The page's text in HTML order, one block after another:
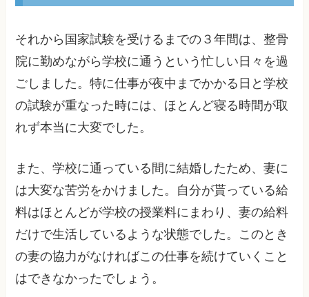
それから国家試験を受けるまでの３年間は、整骨
院に勤めながら学校に通うという忙しい日々を過
ごしました。特に仕事が夜中までかかる日と学校
の試験が重なった時には、ほとんど寝る時間が取
れず本当に大変でした。
また、学校に通っている間に結婚したため、妻に
は大変な苦労をかけました。自分が貰っている給
料はほとんどが学校の授業料にまわり、妻の給料
だけで生活しているような状態でした。このとき
の妻の協力がなければこの仕事を続けていくこと
はできなかったでしょう。